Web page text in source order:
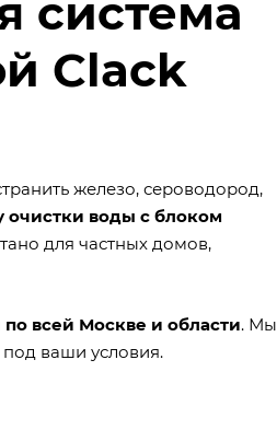
система
Clack
железо, сероводород,
очистки воды с блоком
для частных домов,
по всей Москве и области. Мы
ваши условия.